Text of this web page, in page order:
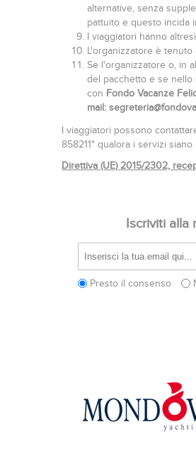
alternative, senza
pattuito e questo incida
I viaggiatori hanno
L'organizzatore è
Se l'organizzatore o, in
del pacchetto e se nello
con Fondo Vacanze
mail:
I viaggiatori possono
858211" qualora i servizi
Direttiva (UE) 2015/2302,
Iscriviti alla
Presto il consenso